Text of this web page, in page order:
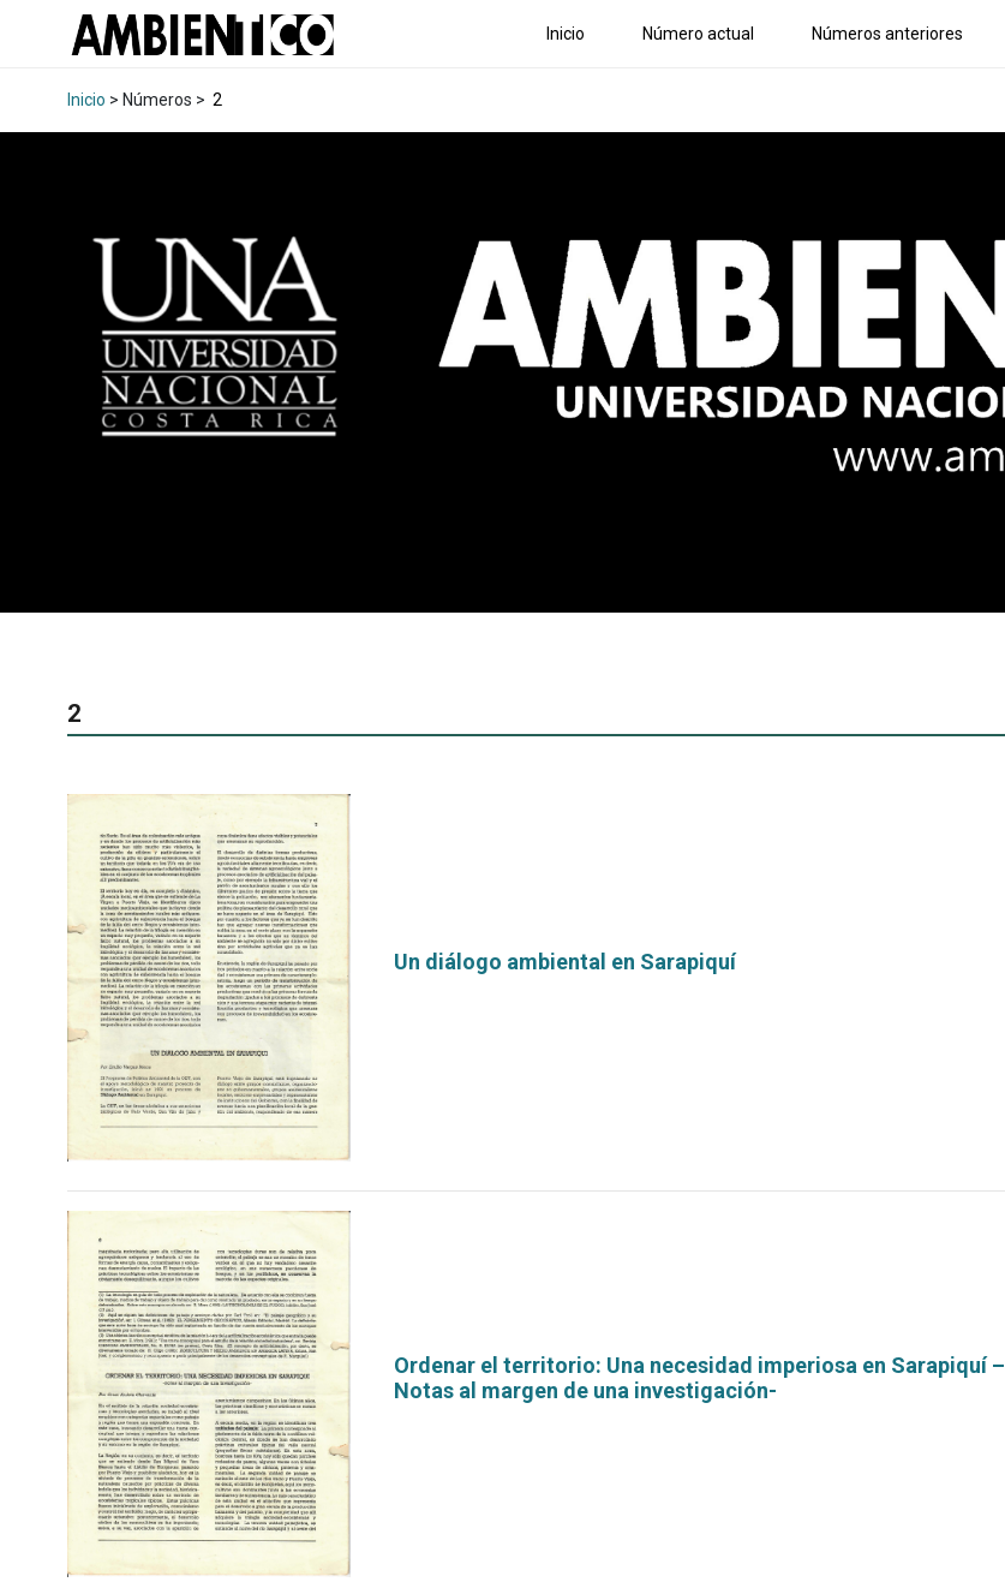
Inicio Número actual Números anteriores
Inicio > Números > 2
2
Un diálogo ambiental en Sarapiquí
Ordenar el territorio: Una necesidad imperiosa en Sarapiquí –
Notas al margen de una investigación-